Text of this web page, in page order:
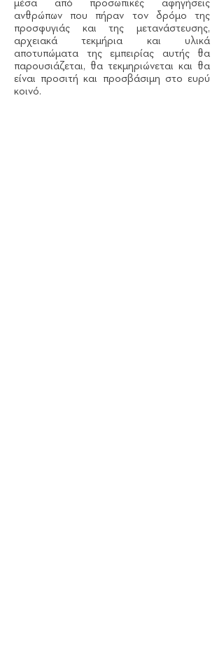
μέσα από προσωπικές αφηγήσεις
ανθρώπων που πήραν τον δρόμο της
προσφυγιάς και της μετανάστευσης,
αρχειακά τεκμήρια και υλικά
αποτυπώματα της εμπειρίας αυτής θα
παρουσιάζεται, θα τεκμηριώνεται και θα
είναι προσιτή και προσβάσιμη στο ευρύ
κοινό.